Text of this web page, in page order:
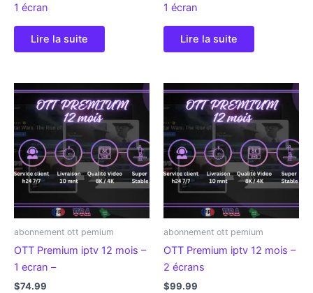
1 écran
Lire la suite
1 écran
Lire la suite
abonnement ott pemium
OTT Premium iptv 12 mois –
1 ecran –
$74.99
abonnement ott pemium
OTT Premium iptv 12 mois –
2 écrans
$99.99